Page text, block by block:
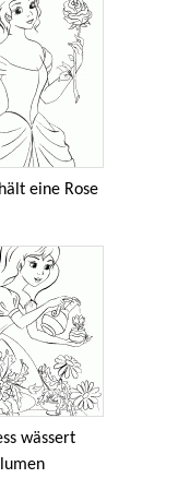
eine Rose
wässert